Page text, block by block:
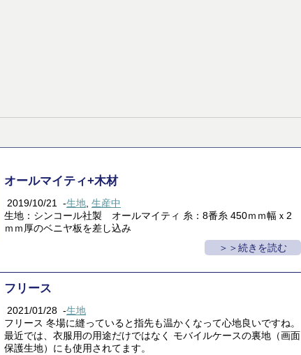
オールマイティ+木材
2019/10/21 -生地 生産中
生地：シンコール社製 オールマイティ 糸：8番糸 450ｍｍ幅ｘ2
ｍｍ厚のベニヤ板を差し込み
＞続きを読む
フリース
2021/01/28 -生地
フリース 冬場に縫っていると指先も温かくなって心地良いですね。
最近では、衣服用の用途だけではなく モバイルケースの裏地（画面
保護生地）にも使用されてます。